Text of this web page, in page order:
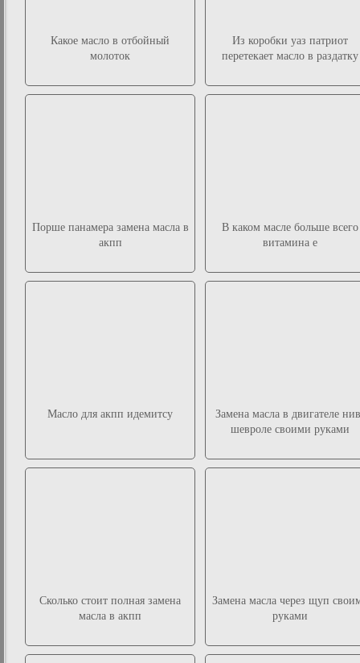
Какое масло в отбойный
молоток
Из коробки уаз патриот
перетекает масло в раздатку
Порше панамера замена масла в
акпп
В каком масле больше всего
витамина е
Масло для акпп идемитсу
Замена масла в двигателе
шевроле своими руками
Сколько стоит полная замена
масла в акпп
Замена масла через щуп
руками